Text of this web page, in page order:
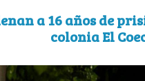
a 16 años de
colonia El